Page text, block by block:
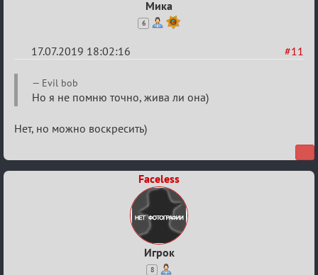
Мика
6
#11
17.07.2019 18:02:16
Re:
Кальк
Evil bob
Но я не помню точно, жива ли она)
Нет, но можно воскресить)
Faceless
Игрок
8